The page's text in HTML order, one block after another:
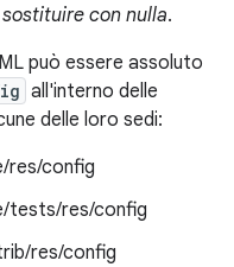
sostituire con nulla.
può essere assoluto
all'interno delle
delle loro sedi:
config
tests/res/config
res/config